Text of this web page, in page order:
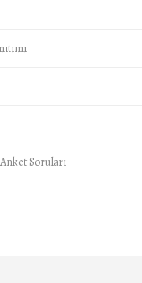
Soruları